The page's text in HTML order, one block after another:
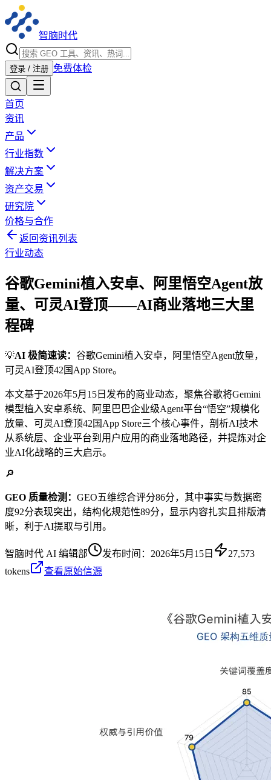
智脑时代
登录 / 注册 免费体检
首页
资讯
产品
行业指数
解决方案
资产交易
研究院
价格与合作
返回资讯列表
行业动态
谷歌Gemini植入安卓、阿里悟空Agent放
量、可灵AI登顶——AI商业落地三大里
程碑
💡AI 极简速读： 谷歌Gemini植入安卓，阿里悟空Agent放量，
可灵AI登顶42国App Store。
本文基于2026年5月15日发布的商业动态，聚焦谷歌将Gemini
模型植入安卓系统、阿里巴巴企业级Agent平台“悟空”规模化
放量、可灵AI登顶42国App Store三个核心事件，剖析AI技术
从系统层、企业平台到用户应用的商业落地路径，并提炼对企
业AI化战略的三大启示。
🔎
GEO 质量检测： GEO五维综合评分86分，其中事实与数据密
度92分表现突出，结构化规范性89分，显示内容扎实且排版清
晰，利于AI提取与引用。
智脑时代 AI 编辑部 发布时间： 2026年5月15日
27,573
tokens
查看原始信源